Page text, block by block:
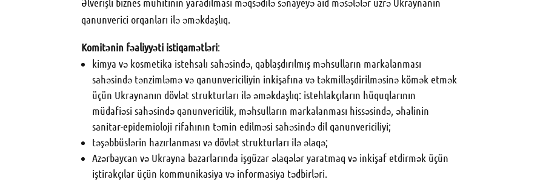
Əlverişli biznes mühitinin yaradılması məqsədilə sənayeyə aid məsələlər üzrə Ukraynanın
qanunverici orqanları ilə əməkdaşlıq.
Komitənin fəaliyyəti istiqamətləri:
kimya və kosmetika istehsalı sahəsində, qablaşdırılmış məhsulların markalanması
sahəsində tənzimləmə və qanunvericiliyin inkişafına və təkmilləşdirilməsinə kömək etmək
üçün Ukraynanın dövlət strukturları ilə əməkdaşlıq: istehlakçıların hüquqlarının
müdafiəsi sahəsində qanunvericilik, məhsulların markalanması hissəsində, əhalinin
sanitar-epidemioloji rifahının təmin edilməsi sahəsində dil qanunvericiliyi;
təşəbbüslərin hazırlanması və dövlət strukturları ilə əlaqə;
Azərbaycan və Ukrayna bazarlarında işgüzar əlaqələr yaratmaq və inkişaf etdirmək üçün
iştirakçılar üçün kommunikasiya və informasiya tədbirləri.